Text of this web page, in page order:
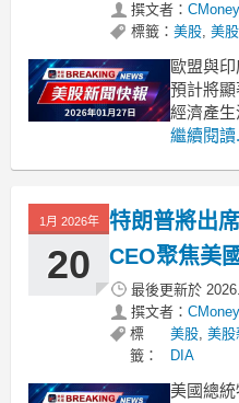
撰文者：
標籤： 美股, 美
歐盟與印
預計將
經濟產
container {
gap:
繼續閱讀
1月 2026年
20
特朗普將出
CEO聚焦美
最後更新於
撰文者：
標
籤：
美股, 美股
DIA
美國總